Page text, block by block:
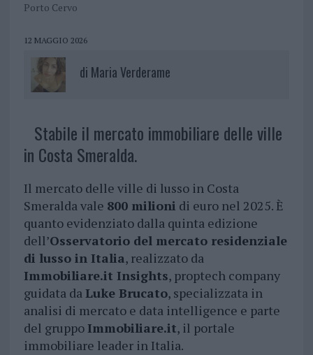
Porto Cervo
12 MAGGIO 2026
di Maria Verderame
Stabile il mercato immobiliare delle ville
in Costa Smeralda.
Il mercato delle ville di lusso in Costa
Smeralda vale 800 milioni di euro nel 2025. È
quanto evidenziato dalla quinta edizione
dell’Osservatorio del mercato residenziale
di lusso in Italia, realizzato da
Immobiliare.it Insights, proptech company
guidata daLuke Brucato, specializzata in
analisi di mercato e data intelligence e parte
del gruppo Immobiliare.it, il portale
immobiliare leader in Italia.